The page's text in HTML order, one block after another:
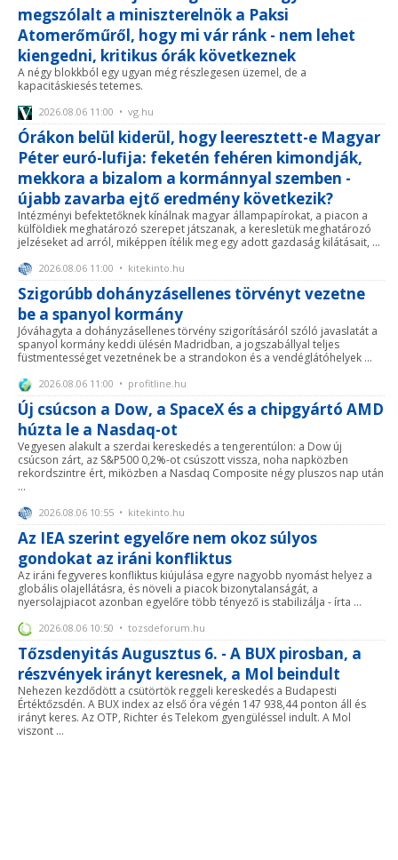
megszólalt a miniszterelnök a Paksi
Atomerőműről, hogy mi vár ránk - nem lehet
kiengedni, kritikus órák következnek
A négy blokkból egy ugyan még részlegesen üzemel, de a
kapacitáskiesés tetemes.
2026.08.06 11:00 • vg.hu
Órákon belül kiderül, hogy leeresztett-e Magyar
Péter euró-lufija: feketén fehéren kimondják,
mekkora a bizalom a kormánnyal szemben -
újabb zavarba ejtő eredmény következik?
Intézményi befektetőknek kínálnak magyar állampapírokat, a piacon a
külföldiek meghatározó szerepet játszanak, a keresletük meghatározó
jelzéseket ad arról, miképpen ítélik meg egy adott gazdaság kilátásait, ...
2026.08.06 11:00 • kitekinto.hu
Szigorúbb dohányzásellenes törvényt vezetne
be a spanyol kormány
Jóváhagyta a dohányzásellenes törvény szigorításáról szóló javaslatát a
spanyol kormány keddi ülésén Madridban, a jogszabállyal teljes
füstmentességet vezetnének be a strandokon és a vendéglátóhelyek ...
2026.08.06 11:00 • profitline.hu
Új csúcson a Dow, a SpaceX és a chipgyártó AMD
húzta le a Nasdaq-ot
Vegyesen alakult a szerdai kereskedés a tengerentúlon: a Dow új
csúcson zárt, az S&P500 0,2%-ot csúszott vissza, noha napközben
rekordszintre ért, miközben a Nasdaq Composite négy pluszos nap után
...
2026.08.06 10:55 • kitekinto.hu
Az IEA szerint egyelőre nem okoz súlyos
gondokat az iráni konfliktus
Az iráni fegyveres konfliktus kiújulása egyre nagyobb nyomást helyez a
globális olajellátásra, és növeli a piacok bizonytalanságát, a
nyersolajpiacot azonban egyelőre több tényező is stabilizálja - írta ...
2026.08.06 10:50 • tozsdeforum.hu
Tőzsdenyitás Augusztus 6. - A BUX pirosban, a
részvények irányt keresnek, a Mol beindult
Nehezen kezdődött a csütörtök reggeli kereskedés a Budapesti
Értéktőzsdén. A BUX index az első óra végén 147 938,44 ponton áll és
irányt keres. Az OTP, Richter és Telekom gyengüléssel indult. A Mol
viszont ...